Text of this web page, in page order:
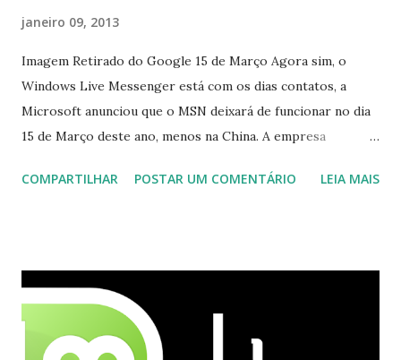
janeiro 09, 2013
Imagem Retirado do Google 15 de Março Agora sim, o
Windows Live Messenger está com os dias contatos, a
Microsoft anunciou que o MSN deixará de funcionar no dia
15 de Março deste ano, menos na China. A empresa
integrado com o serviço do MSN, segundo a empresa, os
o Windows Live (assim como muitos profissionais de TI) ,
mesmo na versão para Linux, claro, sempre existem outras
opções e o Pidgin, que se mostra como opção.
COMPARTILHAR POSTAR UM COMENTÁRIO LEIA MAIS